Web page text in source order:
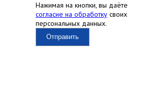
Нажимая на кнопки, вы даёте
согласие на обработку своих
персональных данных.
Отправить